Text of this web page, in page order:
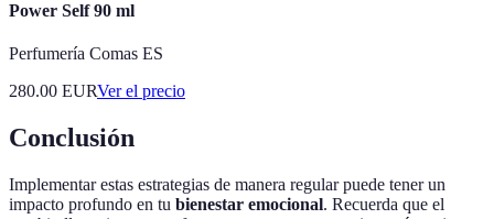
Power Self 90 ml
Perfumería Comas ES
280.00 EURVer el precio
Conclusión
Implementar estas estrategias de manera regular puede tener un
impacto profundo en tu bienestar emocional. Recuerda que el